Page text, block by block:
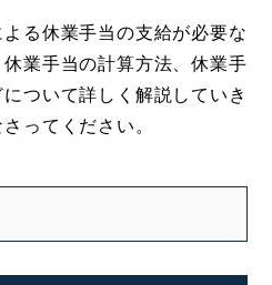
る休業手当の支給が必要な
業手当の計算方法、休業手
ついて詳しく解説していき
ってください。